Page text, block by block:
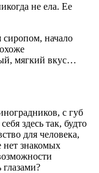
не ела. Ее
начало
мягкий вкус…
с губ
здесь так, будто
для человека,
нет знакомых